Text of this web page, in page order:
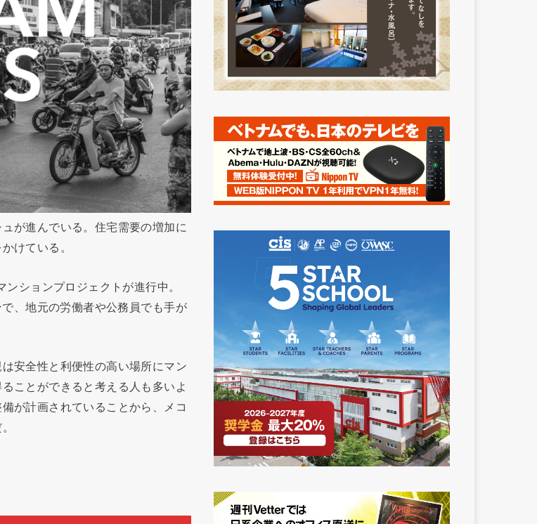
が進んでいる。住宅需要の増加に
けている。
ションプロジェクトが進行中。
、地元の労働者や公務員でも手が
安全性と利便性の高い場所にマン
ことができると考える人も多いよ
が計画されていることから、メコ